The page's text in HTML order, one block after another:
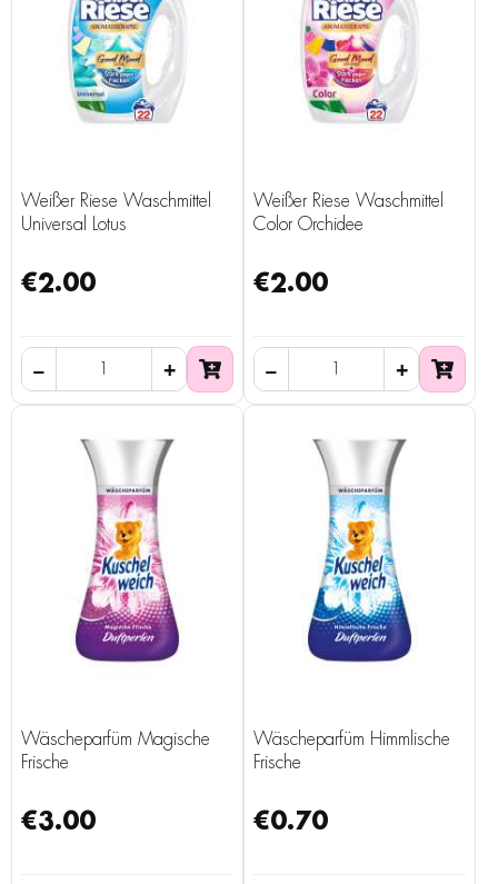
Weißer Riese Waschmittel
Universal Lotus
€2.00
Weißer Riese Waschmittel
Color Orchidee
€2.00
Wäscheparfüm Magische
Frische
€3.00
Wäscheparfüm Himmlische
Frische
€0.70